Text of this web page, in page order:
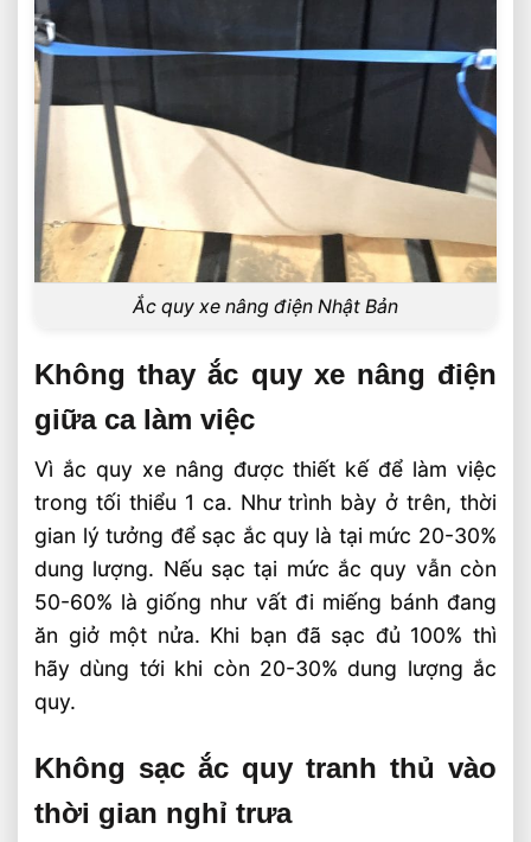
Ắc quy xe nâng điện Nhật Bản
Không thay ắc quy xe nâng điện
giữa ca làm việc
Vì ắc quy xe nâng được thiết kế để làm việc
trong tối thiểu 1 ca. Như trình bày ở trên, thời
gian lý tưởng để sạc ắc quy là tại mức 20-30%
dung lượng. Nếu sạc tại mức ắc quy vẫn còn
50-60% là giống như vất đi miếng bánh đang
ăn giở một nửa. Khi bạn đã sạc đủ 100% thì
hãy dùng tới khi còn 20-30% dung lượng ắc
quy.
Không sạc ắc quy tranh thủ vào
thời gian nghỉ trưa